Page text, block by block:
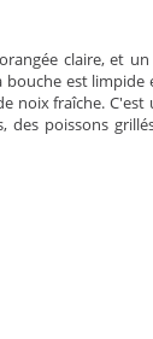
claire, et
est
noix fraîche.
poissons